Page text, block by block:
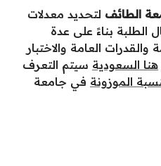
الطائف لتحديد معدلات
الطلبة بناءً على عدة
والقدرات العامة والاختبار
هنا السعودية سيتم التعرف
الموزونة في جامعة